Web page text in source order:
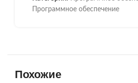
Программное обеспечение
Похожие